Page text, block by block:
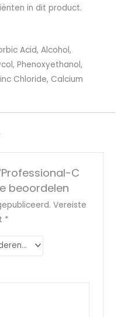
in dit product.
Acid, Alcohol,
Phenoxyethanol,
Chloride, Calcium
C
beoordelen
Vereiste
*